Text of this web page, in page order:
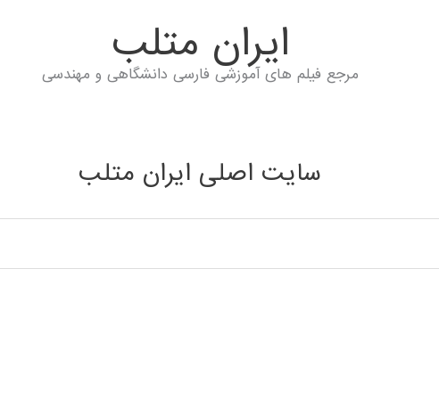
ايران متلب
مرجع فیلم های آموزشی فارسی دانشگاهی و مهندسی
سایت اصلی ایران متلب